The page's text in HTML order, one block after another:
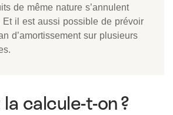
de même nature s’annulent
Et il est aussi possible de prévoir
d’amortissement sur plusieurs
calcule-t-on ?